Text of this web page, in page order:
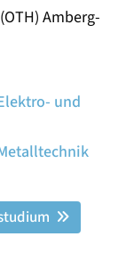
Amberg-
und